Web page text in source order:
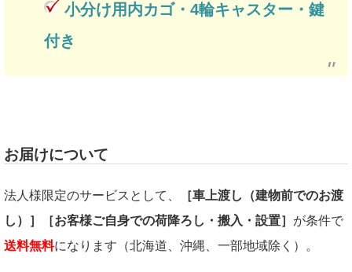
小分け用内カゴ・4輪キャスター・鍵
付き
お届けについて
法人様限定のサービスとして、
［車上渡し（建物前でのお渡
し）］［お客様ご自身での荷降ろし・搬入・設置］ が条件で
送料無料になります（北海道、沖縄、一部地域除く）。